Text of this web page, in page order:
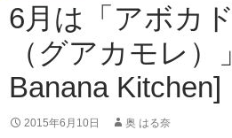
6月は「アボカ
（グアカモレ）
Banana Kitchen]
2015年6月10日 奥 はる奈